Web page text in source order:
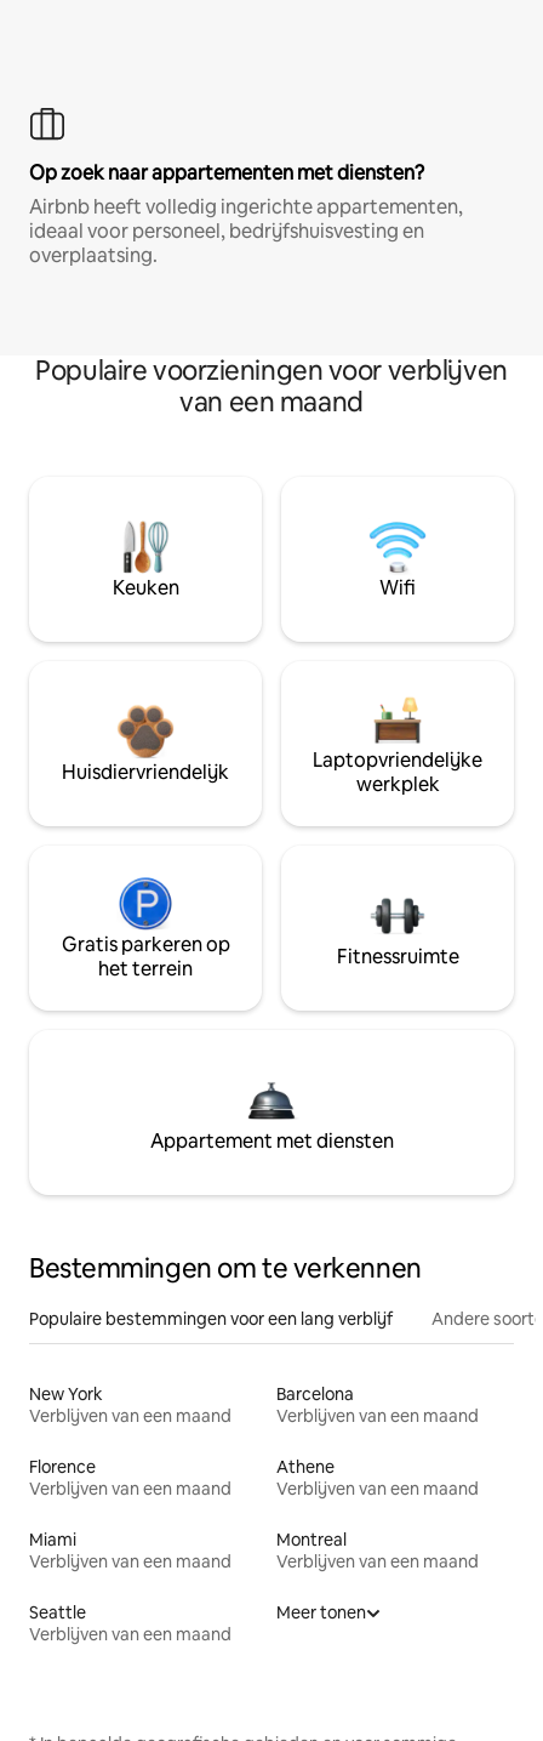
Op zoek naar appartementen met diensten?
Airbnb heeft volledig ingerichte appartementen,
ideaal voor personeel, bedrijfshuisvesting en
overplaatsing.
Populaire voorzieningen voor verblijven
van een maand
Keuken Wifi
Huisdiervriendelijk
Laptopvriendelijke
werkplek
Gratis parkeren op
het terrein
Fitnessruimte
Appartement met diensten
Bestemmingen om te verkennen
Populaire bestemmingen voor een lang verblijf Andere
New York
Verblijven van een maand
Barcelona
Verblijven van een maand
Florence
Verblijven van een maand
Athene
Verblijven van een maand
Miami
Verblijven van een maand
Montreal
Verblijven van een maand
Seattle
Verblijven van een maand
Meer tonen